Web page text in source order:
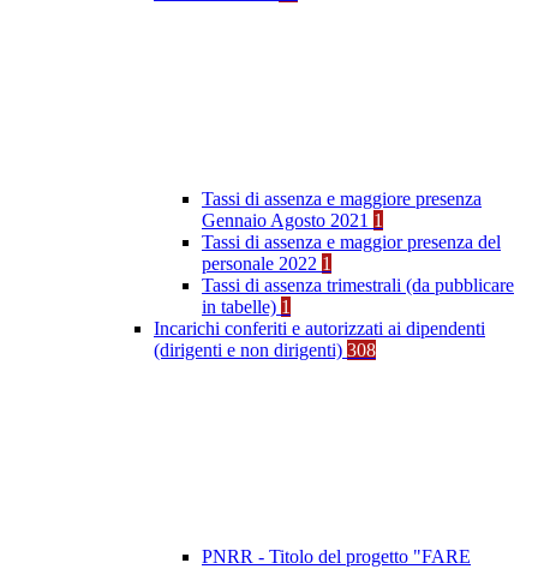
Tassi di assenza e maggiore presenza
Gennaio Agosto 2021 1
Tassi di assenza e maggior presenza del
personale 2022 1
Tassi di assenza trimestrali (da pubblicare
in tabelle) 1
Incarichi conferiti e autorizzati ai dipendenti
(dirigenti e non dirigenti) 308
PNRR - Titolo del progetto "FARE